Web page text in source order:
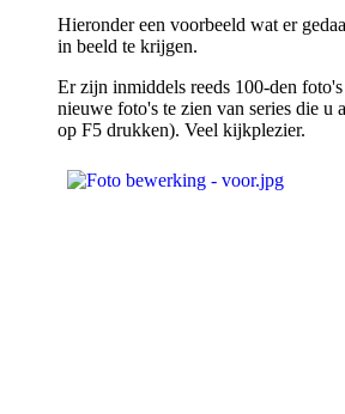
Hieronder een voorbeeld wat er
in beeld te krijgen.
Er zijn inmiddels reeds 100-den
nieuwe foto's te zien van series die u
op F5 drukken). Veel kijkplezier.